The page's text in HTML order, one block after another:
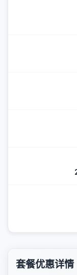
套餐优惠详情